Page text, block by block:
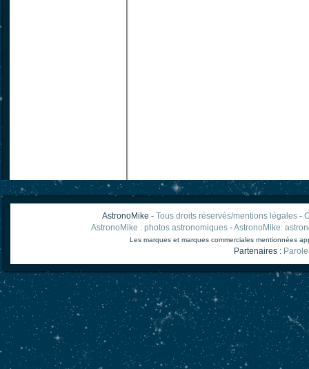
AstronoMike - Tous droits réservés/mentions légales-
AstronoMike : photos astronomiques -AstronoMike:
Les marques et marques commerciales mentionnées
Partenaires :